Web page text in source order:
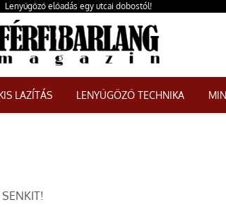
Lenyűgöző előadás egy utcai dobostól!
LAZÍTÁS LENYŰGÖZŐ TECHNIKA